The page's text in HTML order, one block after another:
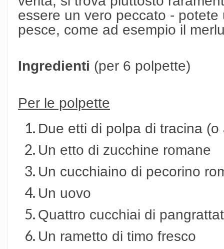
essere un vero peccato -
pesce, come ad esempio il
Ingredienti (per 6 polpette)
Per le polpette
Due etti di polpa di tracina
Un etto di zucchine romane
Un cucchiaino di pecorino
Un uovo
Quattro cucchiai di
Un rametto di timo fresco